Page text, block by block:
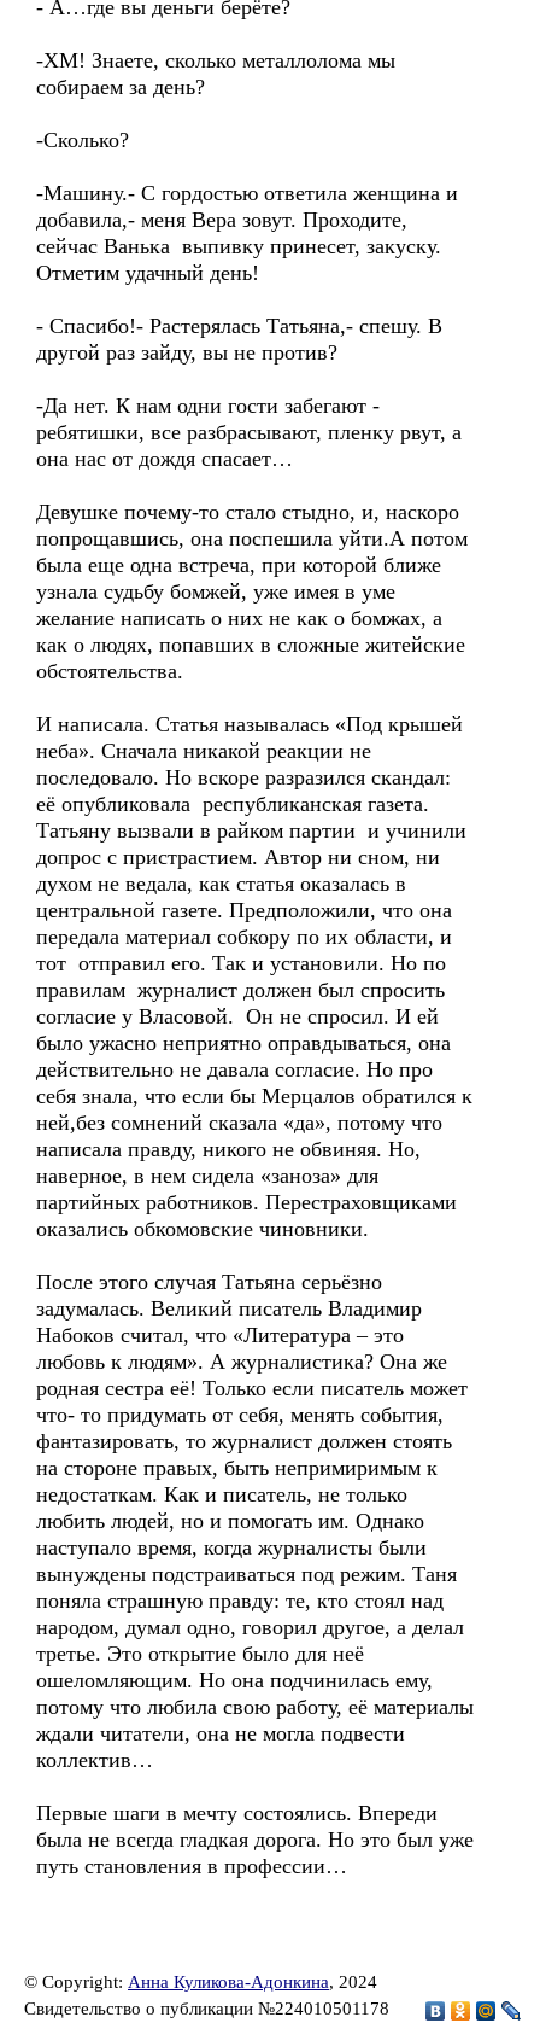
- А…где вы деньги берёте?
-ХМ! Знаете, сколько металлолома мы
собираем за день?
-Сколько?
-Машину.- С гордостью ответила женщина и
добавила,- меня Вера зовут. Проходите,
сейчас Ванька выпивку принесет, закуску.
Отметим удачный день!
- Спасибо!- Растерялась Татьяна,- спешу. В
другой раз зайду, вы не против?
-Да нет. К нам одни гости забегают -
ребятишки, все разбрасывают, пленку рвут, а
она нас от дождя спасает…
Девушке почему-то стало стыдно, и, наскоро
попрощавшись, она поспешила уйти.А потом
была еще одна встреча, при которой ближе
узнала судьбу бомжей, уже имея в уме
желание написать о них не как о бомжах, а
как о людях, попавших в сложные житейские
обстоятельства.
И написала. Статья называлась «Под крышей
неба». Сначала никакой реакции не
последовало. Но вскоре разразился скандал:
её опубликовала республиканская газета.
Татьяну вызвали в райком партии и учинили
допрос с пристрастием. Автор ни сном, ни
духом не ведала, как статья оказалась в
центральной газете. Предположили, что она
передала материал собкору по их области, и
тот отправил его. Так и установили. Но по
правилам журналист должен был спросить
согласие у Власовой. Он не спросил. И ей
было ужасно неприятно оправдываться, она
действительно не давала согласие. Но про
себя знала, что если бы Мерцалов обратился к
ней,без сомнений сказала «да», потому что
написала правду, никого не обвиняя. Но,
наверное, в нем сидела «заноза» для
партийных работников. Перестраховщиками
оказались обкомовские чиновники.
После этого случая Татьяна серьёзно
задумалась. Великий писатель Владимир
Набоков считал, что «Литература – это
любовь к людям». А журналистика? Она же
родная сестра её! Только если писатель может
что- то придумать от себя, менять события,
фантазировать, то журналист должен стоять
на стороне правых, быть непримиримым к
недостаткам. Как и писатель, не только
любить людей, но и помогать им. Однако
наступало время, когда журналисты были
вынуждены подстраиваться под режим. Таня
поняла страшную правду: те, кто стоял над
народом, думал одно, говорил другое, а делал
третье. Это открытие было для неё
ошеломляющим. Но она подчинилась ему,
потому что любила свою работу, её материалы
ждали читатели, она не могла подвести
коллектив…
Первые шаги в мечту состоялись. Впереди
была не всегда гладкая дорога. Но это был уже
путь становления в профессии…
© Copyright: Анна Куликова-Адонкина, 2024
Свидетельство о публикации №224010501178